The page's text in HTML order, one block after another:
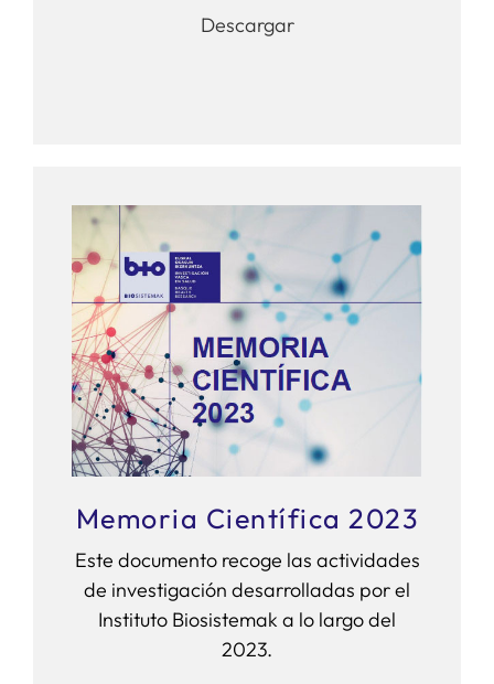
Descargar
Memoria Científica 2023
Este documento recoge las actividades
de investigación desarrolladas por el
Instituto Biosistemak a lo largo del
2023.